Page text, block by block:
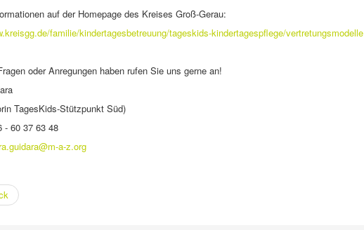
auf der Homepage des Kreises Groß-Gerau:
familie/kindertagesbetreuung/tageskids-kindertagespflege/vertretungsmodelle
oder Anregungen haben rufen Sie uns gerne an!
TagesKids-Stützpunkt Süd)
- 60 37 63 48
a-z.org